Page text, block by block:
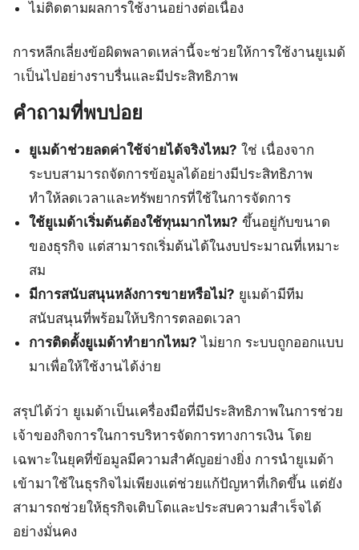
ไม่ติดตามผลการใช้งานอย่างต่อเนื่อง
การหลีกเลี่ยงข้อผิดพลาดเหล่านี้จะช่วยให้การใช้งานยูเมด้
าเป็นไปอย่างราบรื่นและมีประสิทธิภาพ
คำถามที่พบบ่อย
ยูเมด้าช่วยลดค่าใช้จ่ายได้จริงไหม? ใช่ เนื่องจาก
ระบบสามารถจัดการข้อมูลได้อย่างมีประสิทธิภาพ
ทำให้ลดเวลาและทรัพยากรที่ใช้ในการจัดการ
ใช้ยูเมด้าเริ่มต้นต้องใช้ทุนมากไหม? ขึ้นอยู่กับขนาด
ของธุรกิจ แต่สามารถเริ่มต้นได้ในงบประมาณที่เหมาะ
สม
มีการสนับสนุนหลังการขายหรือไม่? ยูเมด้ามีทีม
สนับสนุนที่พร้อมให้บริการตลอดเวลา
การติดตั้งยูเมด้าทำยากไหม? ไม่ยาก ระบบถูกออกแบบ
มาเพื่อให้ใช้งานได้ง่าย
สรุปได้ว่า ยูเมด้าเป็นเครื่องมือที่มีประสิทธิภาพในการช่วย
เจ้าของกิจการในการบริหารจัดการทางการเงิน โดย
เฉพาะในยุคที่ข้อมูลมีความสำคัญอย่างยิ่ง การนำยูเมด้า
เข้ามาใช้ในธุรกิจไม่เพียงแต่ช่วยแก้ปัญหาที่เกิดขึ้น แต่ยัง
สามารถช่วยให้ธุรกิจเติบโตและประสบความสำเร็จได้
อย่างมั่นคง